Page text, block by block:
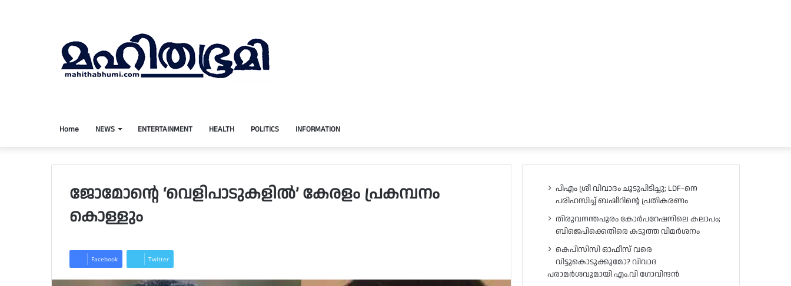
Home NEWS ENTERTAINMENT HEALTH POLITICS INFORMATION
ജോമോന്റെ ‘വെളിപാടുകളില്‍’ കേരളം പ്രകമ്പനം
കൊള്ളും
Facebook Twitter
പിഎം ശ്രീ വിവാദം ചൂടുപിടിച്ചു; LDF-നെ
പരിഹസിച്ച് ബഷീറിന്റെ പ്രതികരണം
തിരുവനന്തപുരം കോർപറേഷനിലെ കലാപം;
ബിജെപിക്കെതിരെ കടുത്ത വിമർശനം
കെപിസിസി ഓഫീസ് വരെ
വിട്ടുകൊടുക്കുമോ? വിവാദ
പരാമർശവുമായി എം.വി ഗോവിന്ദൻ